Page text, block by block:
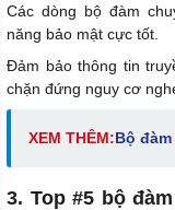
Các dòng bộ đàm
năng bảo mật cực tốt.
Đảm bảo thông tin
chặn đứng nguy cơ
XEM THÊM:Bộ
3. Top #5 bộ